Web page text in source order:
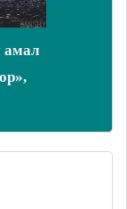
амал